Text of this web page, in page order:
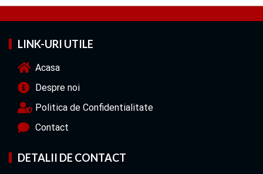
LINK-URI UTILE
Acasa
Despre noi
Politica de Confidentialitate
Contact
DETALII DE CONTACT